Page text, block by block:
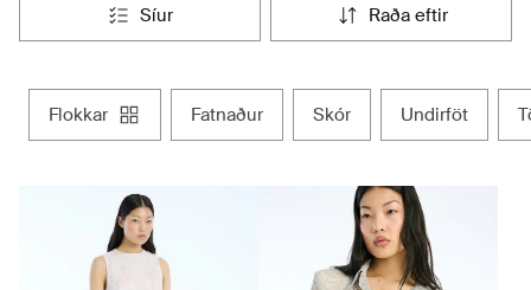
síur raða eftir
flokkar fatnaður skór undirföt